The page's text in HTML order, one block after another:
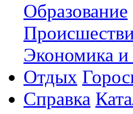
Образование
Экономика и
Отдых
Справка